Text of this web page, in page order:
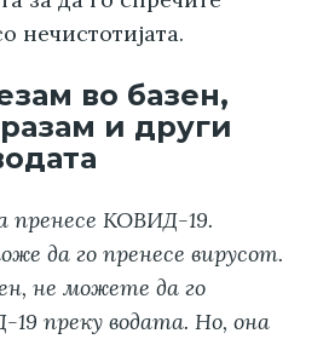
нечистотијата.
во базен,
и други
пренесе КОВИД-19.
да го пренесе вирусот.
не можете да го
преку водата. Но, она